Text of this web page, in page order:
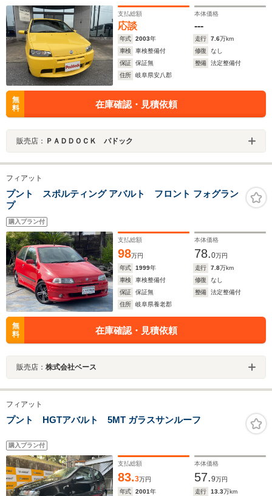
支払総額
応談
本体価格
---
年式 2003年 走行 7.6万km
車検
車検整備付 修復
なし
保証
保証無 整備
法定整備付
住所
岐阜県安八郡
無
料
在庫確認・見積依頼
販売店： ＰＡＤＤＯＣＫ パドック
フィアット
プント スポルティング アバルト フロント フォグラン
プ
購入プラン付
支払総額
98万円
本体価格
78.0万円
年式
1999年 走行 7.8万km
車検
車検整備付 修復
なし
保証
保証無 整備
法定整備付
住所
岐阜県養老郡
無
料
在庫確認・見積依頼
販売店： 株式会社ベース
フィアット
プント HGTアバルト 5MT ガラスサンルーフ
購入プラン付
支払総額
83.3万円
本体価格
57.9万円
年式
2001年 走行 13.3万km